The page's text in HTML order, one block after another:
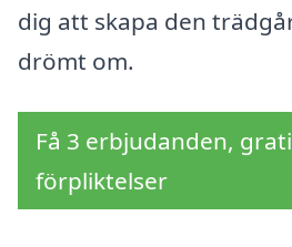
dig att skapa den
drömt om.
Få 3 erbjudanden,
förpliktelser